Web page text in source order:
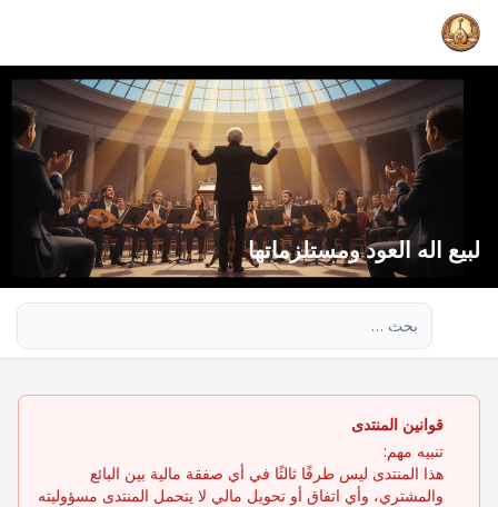
لبيع اله العود ومستلزماتها
قوانين المنتدى
تنبيه مهم:
هذا المنتدى ليس طرفًا ثالثًا في أي صفقة مالية بين البائع
والمشتري، وأي اتفاق أو تحويل مالي لا يتحمل المنتدى مسؤوليته